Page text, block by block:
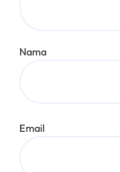
Nama
Email